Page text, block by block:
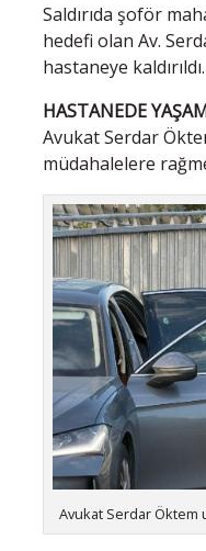
Saldırıda şoför
hedefi olan Av.
hastaneye kaldırıldı.
HASTANEDE
Avukat Serdar
müdahalelere
Avukat Serdar